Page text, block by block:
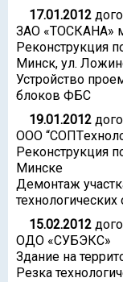
17.01.2012
ЗАО «ТОСКАНА»
Реконструкция
Минск, ул.
Устройство
блоков ФБС
19.01.2012
ООО
Реконструкция
Минске
Демонтаж
технологических
15.02.2012
ОДО «СУБЭКС»
Здание на
Резка